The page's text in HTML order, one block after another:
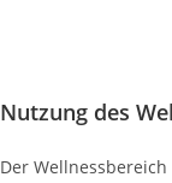
Nutzung des
Der